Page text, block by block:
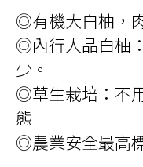
◎有機大白柚，
◎內行人品白柚
少。
◎草生栽培：不
態
◎農業安全最高